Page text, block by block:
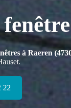
à Raeren
22